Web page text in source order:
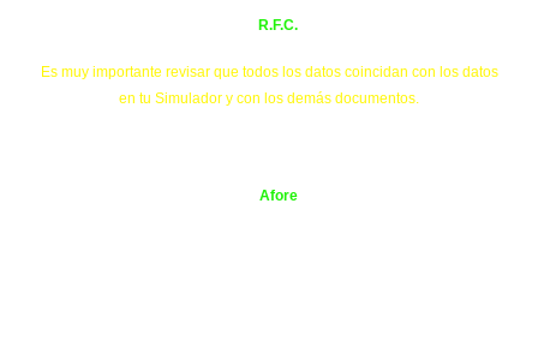
R.F.C.
Es muy importante revisar que todos los datos coincidan con los datos
en tu Simulador y con los demás documentos.
Afore